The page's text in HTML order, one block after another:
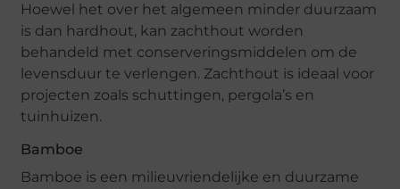
Hoewel het over het algemeen minder duurzaam
is dan hardhout, kan zachthout worden
behandeld met conserveringsmiddelen om de
levensduur te verlengen. Zachthout is ideaal voor
projecten zoals schuttingen, pergola’s en
tuinhuizen.
Bamboe
Bamboe is een milieuvriendelijke en duurzame